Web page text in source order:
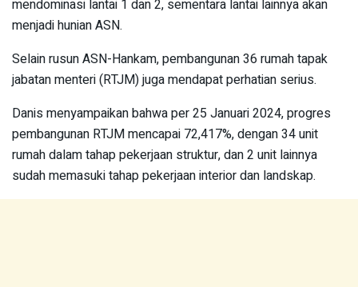
mendominasi lantai 1 dan 2, sementara lantai lainnya akan
menjadi hunian ASN.
Selain rusun ASN-Hankam, pembangunan 36 rumah tapak
jabatan menteri (RTJM) juga mendapat perhatian serius.
Danis menyampaikan bahwa per 25 Januari 2024, progres
pembangunan RTJM mencapai 72,417%, dengan 34 unit
rumah dalam tahap pekerjaan struktur, dan 2 unit lainnya
sudah memasuki tahap pekerjaan interior dan landskap.